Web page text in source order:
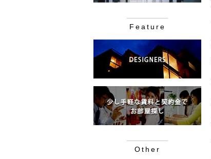
Feature
Other